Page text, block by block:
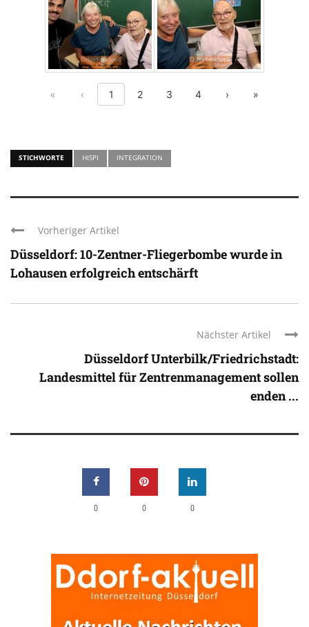
First page
« Previous page
‹ 1 2 3 4 Next page
› Last page
»
STICHWORTE HISPI INTEGRATION
Vorheriger Artikel
Düsseldorf: 10-Zentner-Fliegerbombe wurde in
Lohausen erfolgreich entschärft
Nächster Artikel
Düsseldorf Unterbilk/Friedrichstadt:
Landesmittel für Zentrenmanagement sollen
enden ...
0 0 0